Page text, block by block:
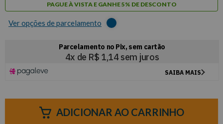
PAGUE À VISTA E GANHE 5% DE DESCONTO
Ver opções de parcelamento
ADICIONAR AO CARRINHO